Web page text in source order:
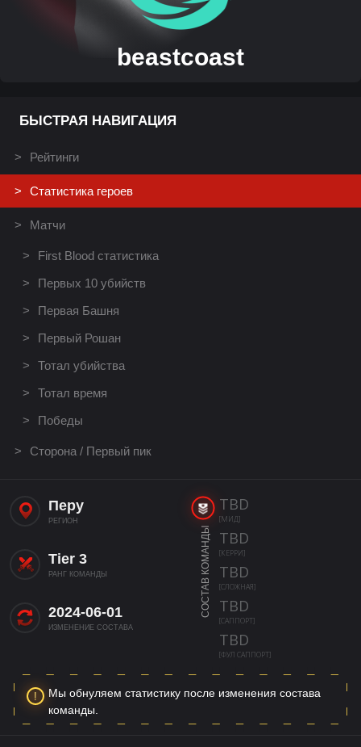
beastcoast
БЫСТРАЯ НАВИГАЦИЯ
Рейтинги
Статистика героев
Матчи
First Blood статистика
Первых 10 убийств
Первая Башня
Первый Рошан
Тотал убийства
Тотал время
Победы
Сторона / Первый пик
Перу
РЕГИОН
Tier 3
РАНГ КОМАНДЫ
2024-06-01
ИЗМЕНЕНИЕ СОСТАВА
СОСТАВ КОМАНДЫ
TBD
[МИД]
TBD
[КЕРРИ]
TBD
[СЛОЖНАЯ]
TBD
[САППОРТ]
TBD
[ФУЛ САППОРТ]
Мы обнуляем статистику после изменения состава
команды.